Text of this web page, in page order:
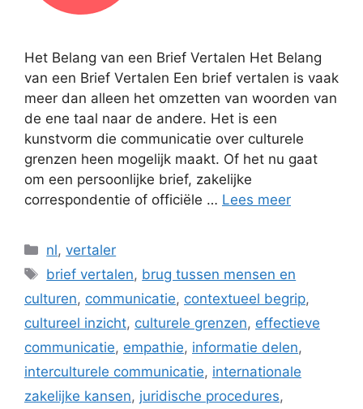
Het Belang van een Brief Vertalen Het Belang
van een Brief Vertalen Een brief vertalen is vaak
meer dan alleen het omzetten van woorden van
de ene taal naar de andere. Het is een
kunstvorm die communicatie over culturele
grenzen heen mogelijk maakt. Of het nu gaat
om een persoonlijke brief, zakelijke
correspondentie of officiële … Lees meer
Categorieën
nl,vertaler
Tags
brief vertalen, brug tussen mensen en
culturen, communicatie, contextueel begrip,
cultureel inzicht, culturele grenzen, effectieve
communicatie, empathie, informatie delen,
interculturele communicatie, internationale
zakelijke kansen, juridische procedures,